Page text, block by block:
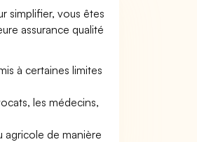
simplifier, vous êtes
assurance qualité
à certaines limites
les médecins,
agricole de manière